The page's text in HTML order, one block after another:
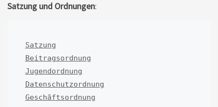
Satzung und Ordnungen:
Satzung
Beitragsordnung
Jugendordnung
Datenschutzordnung
Geschäftsordnung